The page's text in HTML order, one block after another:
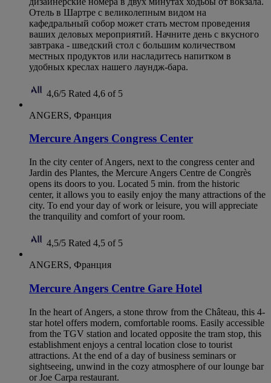
Отель в Шартре с великолепным видом на
кафедральный собор может стать местом проведения
ваших деловых мероприятий. Начните день с вкусного
завтрака - шведский стол с большим количеством
местных продуктов или насладитесь напитком в
удобных креслах нашего лаундж-бара.
4,6/5 Rated 4,6 of 5
ANGERS, Франция
Mercure Angers Congress Center
In the city center of Angers, next to the congress center and
Jardin des Plantes, the Mercure Angers Centre de Congrès
opens its doors to you. Located 5 min. from the historic
center, it allows you to easily enjoy the many attractions of the
city. To end your day of work or leisure, you will appreciate
the tranquility and comfort of your room.
4,5/5 Rated 4,5 of 5
ANGERS, Франция
Mercure Angers Centre Gare Hotel
In the heart of Angers, a stone throw from the Château, this 4-
star hotel offers modern, comfortable rooms. Easily accessible
from the TGV station and located opposite the tram stop, this
establishment enjoys a central location close to tourist
attractions. At the end of a day of business seminars or
sightseeing, unwind in the cozy atmosphere of our lounge bar
or Joe Carpa restaurant.